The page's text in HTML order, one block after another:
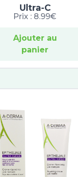
Ultra-C
Prix : 8.99€
Ajouter au
panier